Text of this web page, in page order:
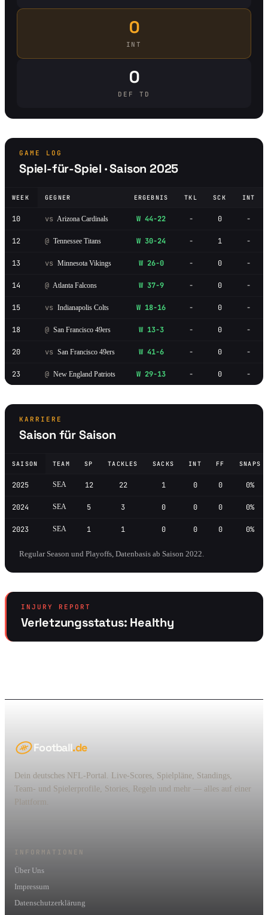
0
INT
0
DEF TD
GAME LOG
Spiel-für-Spiel · Saison 2025
WEEK GEGNER ERGEBNIS TKL SCK INT
10 vs Arizona Cardinals W 44-22 - 0 -
12 @ Tennessee Titans W 30-24 - 1 -
13 vs Minnesota Vikings W 26-0 - 0 -
14 @ Atlanta Falcons W 37-9 - 0 -
15 vs Indianapolis Colts W 18-16 - 0 -
18 @ San Francisco 49ers W 13-3 - 0 -
20 vs San Francisco 49ers W 41-6 - 0 -
23 @ New England Patriots W 29-13 - 0 -
KARRIERE
Saison für Saison
SAISON TEAM SP TACKLES SACKS INT FF SNAPS
2025 SEA 12 22 1 0 0 0%
2024 SEA 5 3 0 0 0 0%
2023 SEA 1 1 0 0 0 0%
Regular Season und Playoffs, Datenbasis ab Saison 2022.
INJURY REPORT
Verletzungsstatus: Healthy
Football.de
Dein deutsches NFL-Portal. Live-Scores, Spielpläne, Standings,
Team- und Spielerprofile, Stories, Regeln und mehr — alles auf einer
Plattform.
INFORMATIONEN
Über Uns
Impressum
Datenschutzerklärung